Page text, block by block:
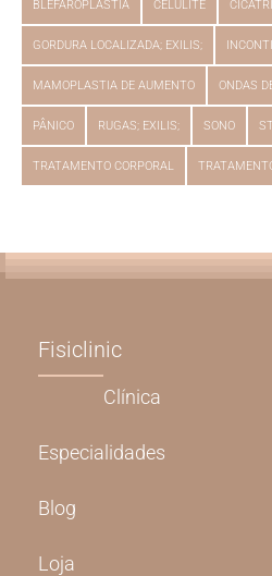
BLEFAROPLASTIA CELULITE
GORDURA LOCALIZADA; EXILIS;
MAMOPLASTIA DE AUMENTO ONDAS
PÂNICO RUGAS; EXILIS; SONO
TRATAMENTO CORPORAL
Fisiclinic
Clínica
Especialidades
Blog
Loja